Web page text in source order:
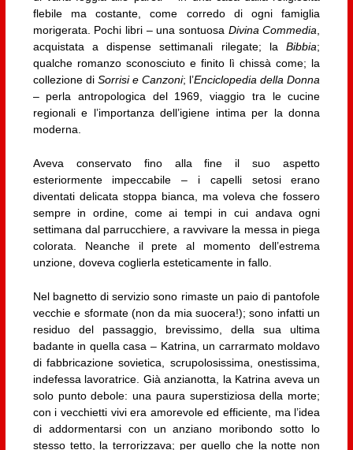
flebile ma costante, come corredo di ogni famiglia
morigerata. Pochi libri – una sontuosa Divina Commedia
acquistata a dispense settimanali rilegate; laBibbia;
qualche romanzo sconosciuto e finito lì chissà come; la
collezione di Sorrisi e Canzoni; l’Enciclopedia della Donna
– perla antropologica del 1969, viaggio tra le cucine
regionali e l’importanza dell’igiene intima per la donna
moderna.
Aveva conservato fino alla fine il suo aspetto
esteriormente impeccabile – i capelli setosi erano
diventati delicata stoppa bianca, ma voleva che fossero
sempre in ordine, come ai tempi in cui andava ogni
settimana dal parrucchiere, a ravvivare la messa in piega
colorata. Neanche il prete al momento dell’estrema
unzione, doveva coglierla esteticamente in fallo.
Nel bagnetto di servizio sono rimaste un paio di pantofole
vecchie e sformate (non da mia suocera!); sono infatti un
residuo del passaggio, brevissimo, della sua ultima
badante in quella casa – Katrina, un carrarmato moldavo
di fabbricazione sovietica, scrupolosissima, onestissima,
indefessa lavoratrice. Già anzianotta, la Katrina aveva un
solo punto debole: una paura superstiziosa della morte;
con i vecchietti vivi era amorevole ed efficiente, ma l’idea
di addormentarsi con un anziano moribondo sotto lo
stesso tetto, la terrorizzava; per quello che la notte non